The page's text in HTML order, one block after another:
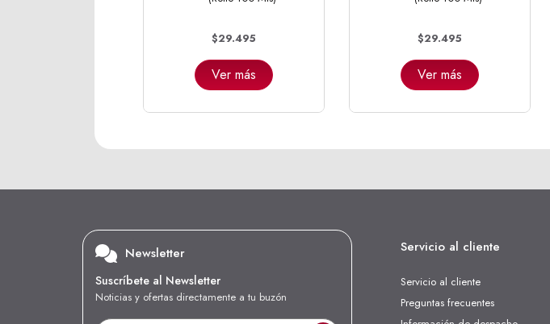
$29.495
Ver más
$29.495
Ver más
Newsletter
Suscríbete al Newsletter
Noticias y ofertas directamente a tu buzón
Servicio al cliente
Servicio al cliente
Preguntas frecuentes